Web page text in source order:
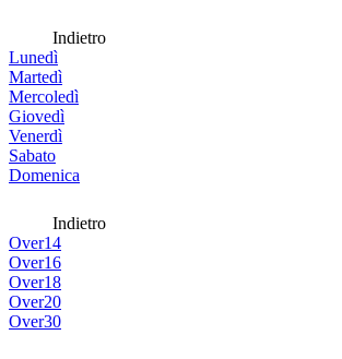
Indietro
Lunedì
Martedì
Mercoledì
Giovedì
Venerdì
Sabato
Domenica
Indietro
Over14
Over16
Over18
Over20
Over30